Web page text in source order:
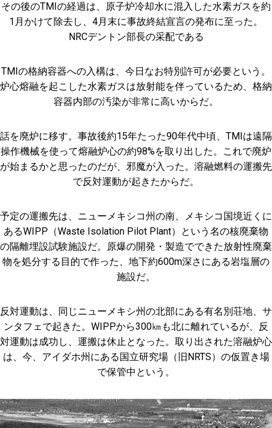
その後のTMIの経過は、原子炉冷却水に混入した水素ガスを約
1月かけて除去し、4月末に事故終結宣言の発布に至った。
NRCデントン部長の采配である
TMIの格納容器への入構は、今日なお特別許可が必要という。
炉心熔融を起こした水素ガスは放射能を伴っているため、格納
容器内部の汚染が非常に高いからだ。
話を廃炉に移す。事故後約15年たった90年代中頃、TMIは遠隔
操作機械を使って熔融炉心の約98%を取り出した。これで廃炉
が始まるかと思ったのだが、邪魔が入った。溶融燃料の運搬先
で反対運動が起きたからだ。
予定の運搬先は、ニューメキシコ州の南、メキシコ国境近くに
あるWIPP（Waste Isolation Pilot Plant）という名の核廃棄物
の隔離埋設試験施設だ。原爆の開発・製造でできた放射性廃棄
物を処分する目的で作った、地下約600m深さにある岩塩層の
施設だ。
反対運動は、同じニューメキシ州の北部にある有名別荘地、サ
ンタフェで起きた。WIPPから300㎞も北に離れているが、反
対運動は成功し、運搬は休止となった。取り出された溶融炉心
は、今、アイダホ州にある国立研究場（旧NRTS）の仮置き場
で保管中という。